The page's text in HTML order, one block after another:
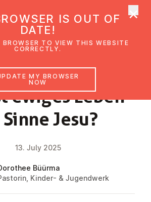
ewiges Leben
Jesu?
FAITH IMPULSE
13. July 2025
Büürma
Kinder- & Jugendwerk
IS OUT OF
DATE!
TO VIEW THIS WEBSITE
CORRECTLY.
MY BROWSER
NOW
×